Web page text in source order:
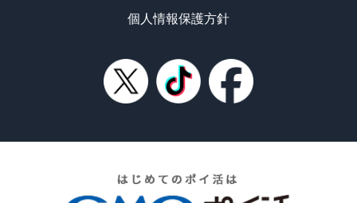
個人情報保護方針